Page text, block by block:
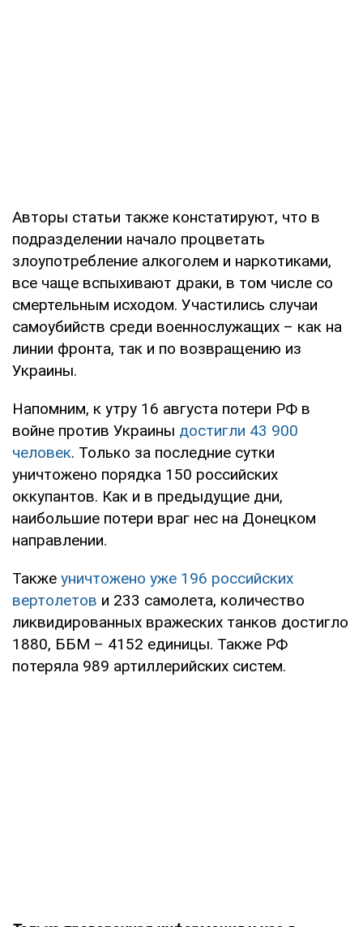
Авторы статьи также констатируют, что в
подразделении начало процветать
злоупотребление алкоголем и наркотиками,
все чаще вспыхивают драки, в том числе со
смертельным исходом. Участились случаи
самоубийств среди военнослужащих – как на
линии фронта, так и по возвращению из
Украины.
Напомним, к утру 16 августа потери РФ в
войне против Украины достигли 43 900
человек. Только за последние сутки
уничтожено порядка 150 российских
оккупантов. Как и в предыдущие дни,
наибольшие потери враг нес на Донецком
направлении.
Также уничтожено уже 196 российских
вертолетов и 233 самолета, количество
ликвидированных вражеских танков достигло
1880, ББМ – 4152 единицы. Также РФ
потеряла 989 артиллерийских систем.